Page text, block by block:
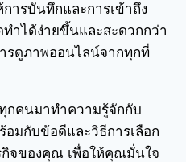
การบันทึกและการเข้าถึง
ำได้ง่ายขึ้นและสะดวกกว่า
รดูภาพออนไลน์จากทุกที่
กคนมาทำความรู้จักกับ
อมกับข้อดีและวิธีการเลือก
กิจของคุณ เพื่อให้คุณมั่นใจ